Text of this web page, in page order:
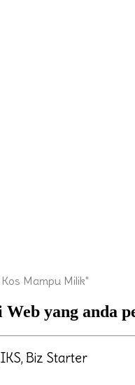
Mampu Milik"
yang anda
Biz Starter